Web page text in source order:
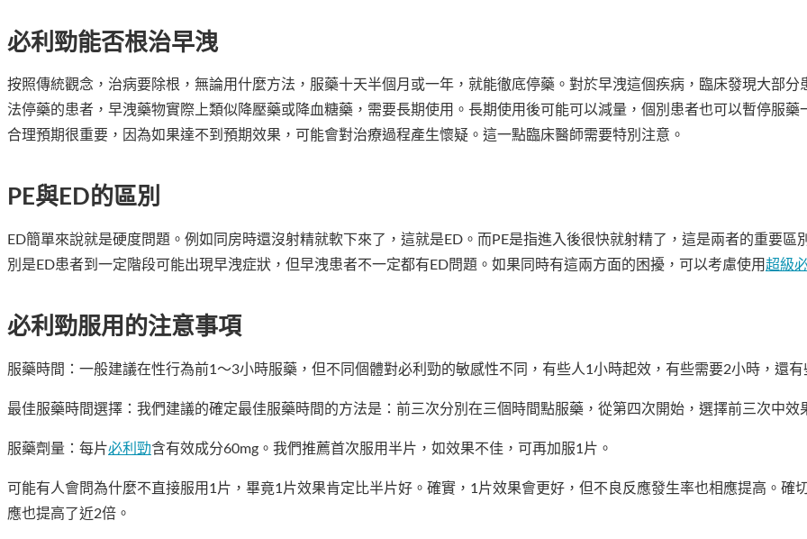
必利勁能否根治早洩
按照傳統觀念，治病要除根，無論用什麼方法，服藥十天半個月或一年，就能徹底停藥。對於早洩這個疾病，臨床發現大部
法停藥的患者，早洩藥物實際上類似降壓藥或降血糖藥，需要長期使用。長期使用後可能可以減量，個別患者也可以暫停服
合理預期很重要，因為如果達不到預期效果，可能會對治療過程產生懷疑。這一點臨床醫師需要特別注意。
PE與ED的區別
ED簡單來說就是硬度問題。例如同房時還沒射精就軟下來了，這就是ED。而PE是指進入後很快就射精了，這是兩者的重要
別是ED患者到一定階段可能出現早洩症狀，但早洩患者不一定都有ED問題。如果同時有這兩方面的困擾，可以考慮使用超級
必利勁服用的注意事項
服藥時間：一般建議在性行為前1～3小時服藥，但不同個體對必利勁的敏感性不同，有些人1小時起效，有些需要2小時，還有
最佳服藥時間選擇：我們建議的確定最佳服藥時間的方法是：前三次分別在三個時間點服藥，從第四次開始，選擇前三次中效
服藥劑量：每片必利勁含有效成分60mg。我們推薦首次服用半片，如效果不佳，可再加服1片。
可能有人會問為什麼不直接服用1片，畢竟1片效果肯定比半片好。確實，1片效果會更好，但不良反應發生率也相應提高。確
應也提高了近2倍。